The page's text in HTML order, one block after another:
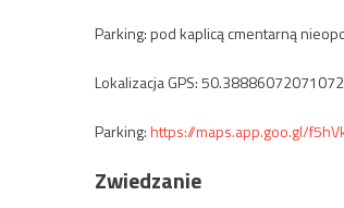
Parking: pod kaplicą cmentarną
Lokalizacja GPS:
Parking:https://maps.app.goo.gl/
Zwiedzanie